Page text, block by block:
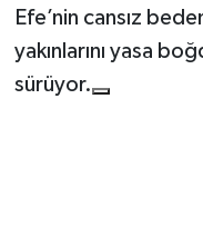
Efe’nin cansız
yakınlarını yasa
sürüyor.